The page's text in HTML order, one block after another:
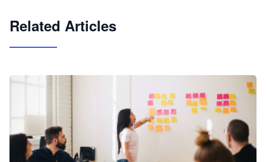
Related Articles